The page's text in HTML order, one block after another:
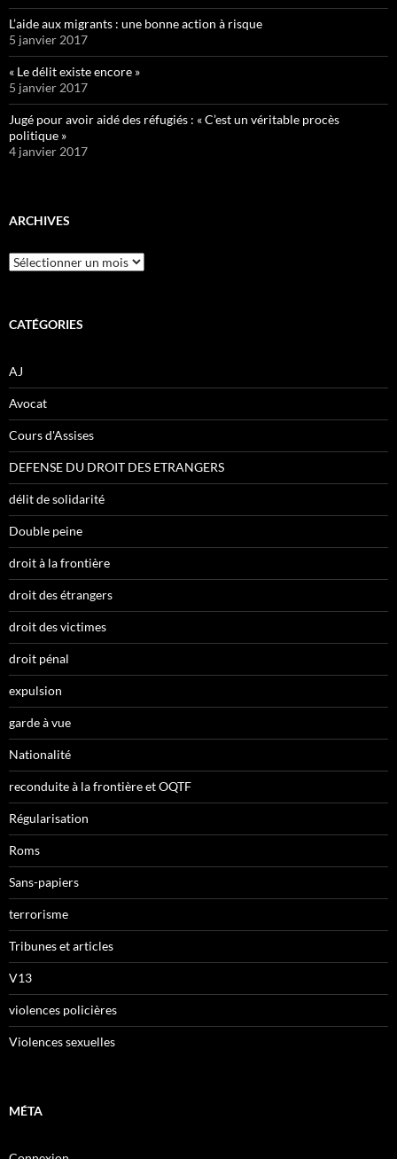
L’aide aux migrants : une bonne action à risque
5 janvier 2017
« Le délit existe encore »
5 janvier 2017
Jugé pour avoir aidé des réfugiés : « C’est un véritable procès
politique »
4 janvier 2017
ARCHIVES
Archives
CATÉGORIES
AJ
Avocat
Cours d'Assises
DEFENSE DU DROIT DES ETRANGERS
délit de solidarité
Double peine
droit à la frontière
droit des étrangers
droit des victimes
droit pénal
expulsion
garde à vue
Nationalité
reconduite à la frontière et OQTF
Régularisation
Roms
Sans-papiers
terrorisme
Tribunes et articles
V13
violences policières
Violences sexuelles
MÉTA